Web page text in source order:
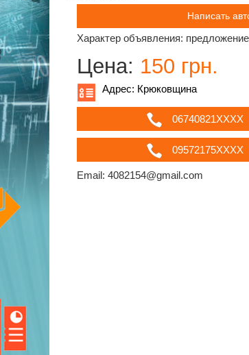
Написать
Характер объявления: предложение
Цена: 150 грн.
Адрес: Крюковщина
06740821ХХХХ
09572175ХХХХ
Email: 4082154@gmail.com